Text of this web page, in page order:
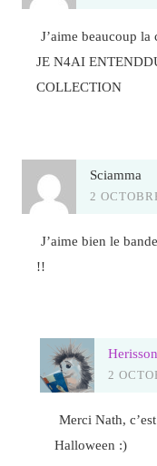
J’aime beaucoup
JE N4AI
COLLECTION
Sciamma
2
J’aime bien le
!!
Herisson
2
Merci Nath,
Halloween :)